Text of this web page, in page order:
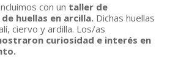
con un taller de
huellas en arcilla. Dichas huellas
ciervo y ardilla. Los/as
curiosidad e interés en